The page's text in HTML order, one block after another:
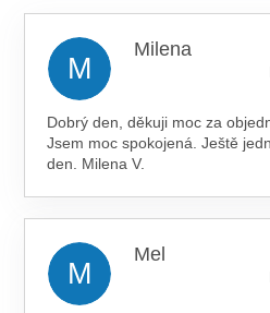
P
M
Milena
Dobrý den, děkuji moc za
Jsem moc spokojená. Ještě
den. Milena V.
M
Mel